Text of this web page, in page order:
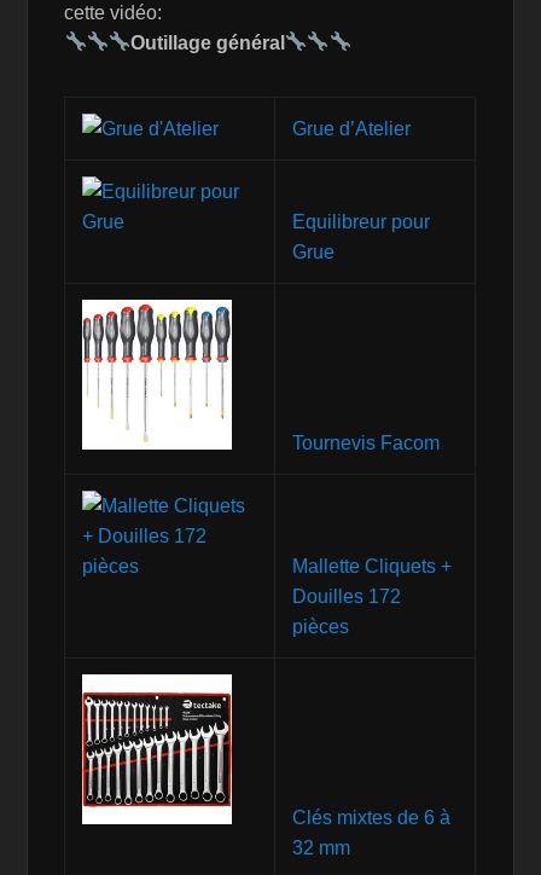
cette vidéo:
Outillage général
Grue d’Atelier
Equilibreur pour
Grue
Tournevis Facom
Mallette Cliquets +
Douilles 172
pièces
Clés mixtes de 6 à
32 mm